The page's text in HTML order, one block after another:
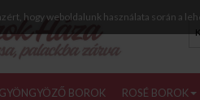
hogy weboldalunk használata során a
GYÖNGYÖZŐ BOROK ROSÉ BOROK